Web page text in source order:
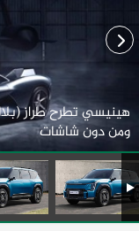
ومن دون شاشات